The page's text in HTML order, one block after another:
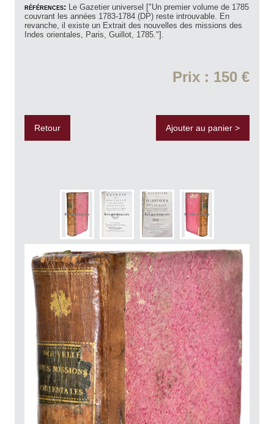
références: Le Gazetier universel ["Un premier volume de 1785
couvrant les années 1783-1784 (DP) reste introuvable. En
revanche, il existe un Extrait des nouvelles des missions des
Indes orientales, Paris, Guillot, 1785."].
Prix : 150 €
Retour Ajouter au panier >